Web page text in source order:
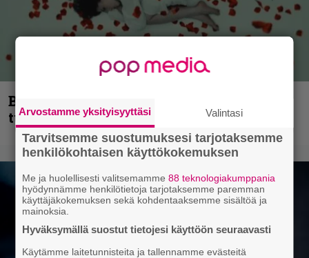
Blind Channel palaa rytinällä –
tuplasingle videoineen julki
Arvostamme yksityisyyttäsi Valintasi
Tarvitsemme suostumuksesi tarjotaksemme
henkilökohtaisen käyttökokemuksen
Me ja huolellisesti valitsemamme88 teknologiakumppania
hyödynnämme henkilötietoja tarjotaksemme paremman
käyttäjäkokemuksen sekä kohdentaaksemme sisältöä ja
mainoksia.
Hyväksymällä suostut tietojesi käyttöön seuraavasti
Käytämme laitetunnisteita ja tallennamme evästeitä